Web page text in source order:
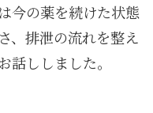
今の薬を続けた状態
、排泄の流れを整え
話ししました。